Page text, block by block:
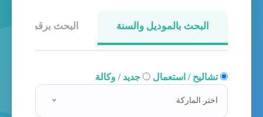
البحث بالموديل والسنة البحث برقم الهيكل
تشاليح / استعمال جديد / وكالة
اختر الماركة